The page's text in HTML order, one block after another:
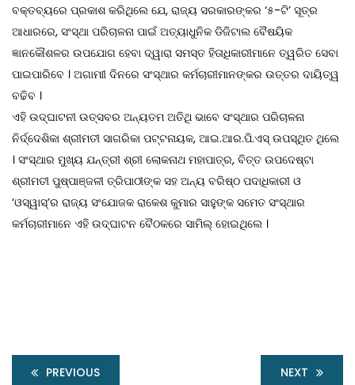
ବକ୍ତବ୍ୟରେ ପ୍ରକାଶ କରିଥିଲେ ଯେ, ରାଜ୍ୟ ସରକାରଙ୍କର ‘୫-ଟି’ ସୂତ୍ର
ଆଧାରରେ, ସଂସ୍ଥା ପରିଚାଳନା ପାଇଁ ଅତ୍ୟାଧୁନିକ ଡିଜିଟାଲ ବୈଷୟିକ
ଜ୍ଞାନକୌଶଳର ଉପଯୋଗ ହେବା ଦ୍ୱାରା ସମସ୍ତ ହିତାଧିକାରୀମାନେ ତ୍ୱରିତ ସେବା
ପାଇପାରିବେ । ଅଗାମାୀ ଦିନରେ ସଂସ୍ଥାର କର୍ମଚାରୀମାନଙ୍କର ଉତ୍ତର ଦାୟିତ୍ୱ
ବଢିବ ।
ଏହି ଉଦ୍‌ଘାଟନୀ ଉତ୍ସବର ଅନ୍ୟତମ ଅତିଥି ଭାବେ ସଂସ୍ଥାର ପରିଚାଳନା
ନିର୍ଦ୍ଦେଶିକା ଶ୍ରୀମତୀ ସାଗରିକା ପଟ୍ଟନାୟକ, ଆଇ.ଆର.ପି.ଏସ୍ ଉପସ୍ଥିତ ଥିଲେ
। ସଂସ୍ଥାର ମୁଖ୍ୟ ଯନ୍ତ୍ରୀ ଶ୍ରୀ ଲୋକନାଥ ମହାପାତ୍ର, ବିତ୍ତ ଉପଦେଷ୍ଟା
ଶ୍ରୀମତୀ ପୁଷ୍ପାଞ୍ଜଳୀ ତ୍ରିପାଠୀଙ୍କ ସହ ଅନ୍ୟ ବରିଷ୍ଠ ପଦାଧିକାରୀ ଓ
‘ଓସ୍ୱାସ୍‌’ର ରାଜ୍ୟ ସଂଯୋଜକ ରାକେଶ କୁମାର ସାହୁଙ୍କ ସମେତ ସଂସ୍ଥାର
କର୍ମଚାରୀମାନେ ଏହି ଉଦ୍‌ଘାଟନ ବୈଠକରେ ସାମିଲ୍ ହୋଇଥିଲେ ।
PREVIOUS NEXT